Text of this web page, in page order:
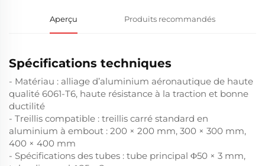
Aperçu Produits recommandés
Spécifications techniques
- Matériau : alliage d’aluminium aéronautique de haute
qualité 6061-T6, haute résistance à la traction et bonne
ductilité
- Treillis compatible : treillis carré standard en
aluminium à embout : 200 × 200 mm, 300 × 300 mm,
400 × 400 mm
- Spécifications des tubes : tube principal Φ50 × 3 mm,